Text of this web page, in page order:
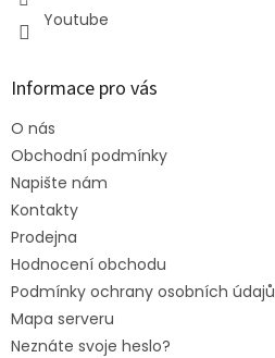
Youtube
Informace pro vás
O nás
Obchodní podmínky
Napište nám
Kontakty
Prodejna
Hodnocení obchodu
Podmínky ochrany osobních údajů
Mapa serveru
Neznáte svoje heslo?